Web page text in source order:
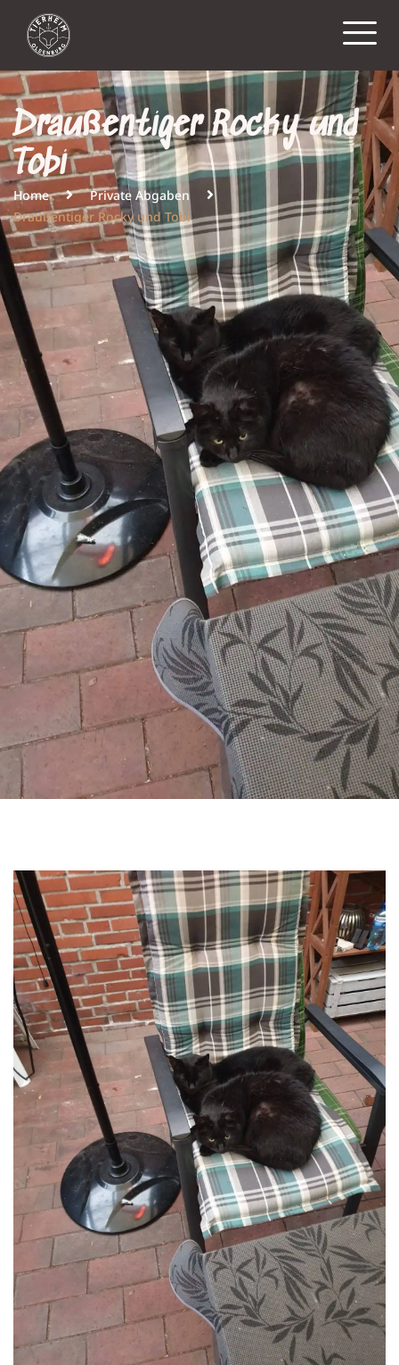
Draußentiger Rocky und
Tobi
Home
Private Abgaben
Draußentiger Rocky und Tobi